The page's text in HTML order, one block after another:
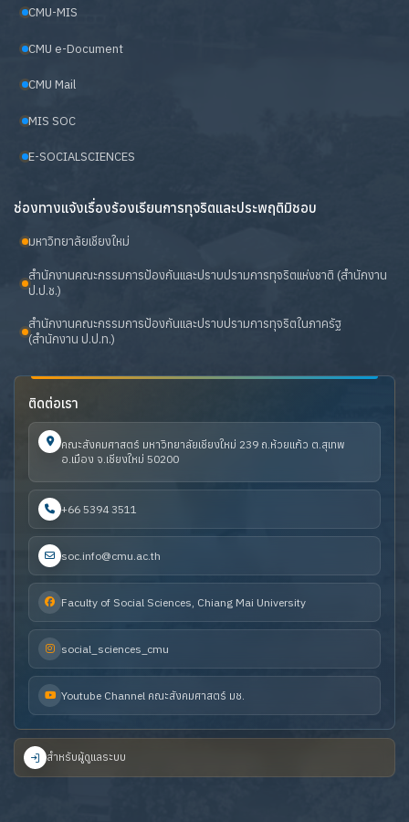
CMU-MIS
CMU e-Document
CMU Mail
MIS SOC
E-SOCIALSCIENCES
ช่องทางแจ้งเรื่องร้องเรียนการทุจริตและประพฤติมิชอบ
มหาวิทยาลัยเชียงใหม่
สำนักงานคณะกรรมการป้องกันและปราบปรามการทุจริตแห่งชาติ (สำนักงาน
ป.ป.ช.)
สำนักงานคณะกรรมการป้องกันและปราบปรามการทุจริตในภาครัฐ
(สำนักงาน ป.ป.ท.)
ติดต่อเรา
คณะสังคมศาสตร์ มหาวิทยาลัยเชียงใหม่ 239 ถ.ห้วยแก้ว ต.สุเทพ
อ.เมือง จ.เชียงใหม่ 50200
+66 5394 3511
soc.info@cmu.ac.th
Faculty of Social Sciences, Chiang Mai University
social_sciences_cmu
Youtube Channel คณะสังคมศาสตร์ มช.
สำหรับผู้ดูแลระบบ